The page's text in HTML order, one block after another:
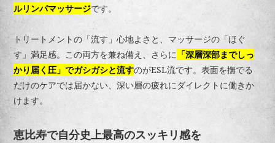
ルリンパマッサージです。
トリートメントの「流す」心地よさと、マッサージの「ほぐ
す」満足感。この両方を兼ね備え、さらに 「深層深部までしっ
かり届く圧」でガシガシと流すのがESL流です。表面を撫でる
だけのケアでは届かない、深い層の疲れにダイレクトに働きか
けます。
恵比寿で自分史上最高のスッキリ感を